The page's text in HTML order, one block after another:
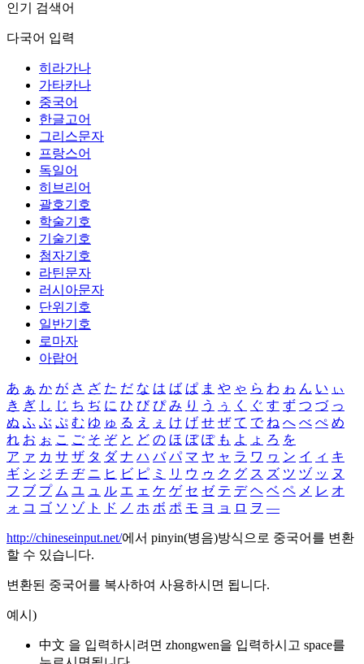
인기 검색어
다국어 입력
히라가나
가타카나
중국어
한글고어
그리스문자
프랑스어
독일어
히브리어
괄호기호
학술기호
기술기호
첨자기호
라틴문자
러시아문자
단위기호
일반기호
로마자
아랍어
あ ぁ か が さ ざ た だ な は ば ぱ ま や ゃ ら わ ゎ ん い ぃ
き ぎ し じ ち ぢ に ひ び ぴ み り う ぅ く ぐ す ず つ づ っ
ぬ ふ ぶ ぷ む ゆ ゅ る え ぇ け げ せ ぜ て で ね へ べ ぺ め
れ お ぉ こ ご そ ぞ と ど の ほ ぼ ぽ も よ ょ ろ を
ア ァ カ サ ザ タ ダ ナ ハ バ パ マ ヤ ャ ラ ワ ヮ ン イ ィ キ
ギ シ ジ チ ヂ ニ ヒ ビ ピ ミ リ ウ ゥ ク グ ス ズ ツ ヅ ッ ヌ
フ ブ プ ム ユ ュ ル エ ェ ケ ゲ セ ゼ テ デ ヘ ベ ペ メ レ オ
ォ コ ゴ ソ ゾ ト ド ノ ホ ボ ポ モ ヨ ョ ロ ヲ ―
http://chineseinput.net/에서 pinyin(병음)방식으로 중국어를 변환
할 수 있습니다.
변환된 중국어를 복사하여 사용하시면 됩니다.
예시)
中文 을 입력하시려면 zhongwen을 입력하시고 space를